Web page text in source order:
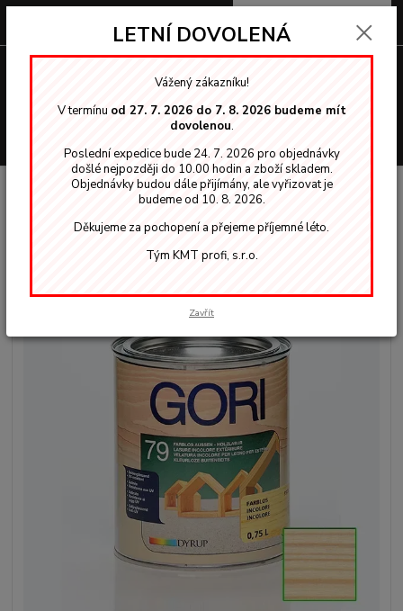
0,00 Kč
Silnovrstvé lazury GORI 79 bezbarvý na ven 0,75 L
GORI 79 bezbarvý na ven 0,75 L
LETNÍ DOVOLENÁ
Vážený zákazníku!
V termínu od 27. 7. 2026 do 7. 8. 2026 budeme mít
dovolenou.
Poslední expedice bude 24. 7. 2026 pro objednávky
došlé nejpozději do 10.00 hodin a zboží skladem.
Objednávky budou dále přijímány, ale vyřizovat je
budeme od 10. 8. 2026.
Děkujeme za pochopení a přejeme příjemné léto.
Tým KMT profi, s.r.o.
Zavřít